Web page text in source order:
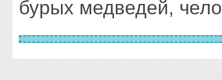
бурых медведей,